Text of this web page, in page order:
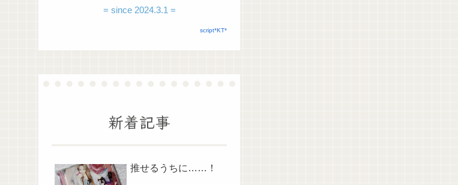
= since 2024.3.1 =
script*KT*
新着記事
推せるうちに……！